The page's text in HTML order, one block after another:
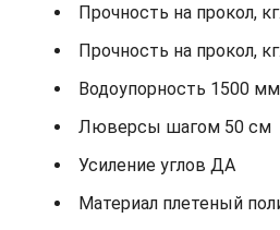
Прочность на прокол,
Прочность на прокол,
Водоупорность 1500
Люверсы шагом 50 см
Усиление углов ДА
Материал плетеный